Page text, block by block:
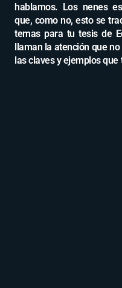
hablamos. Los nenes
que, como no, esto se
temas para tu tesis de
llaman la atención que
las claves y ejemplos